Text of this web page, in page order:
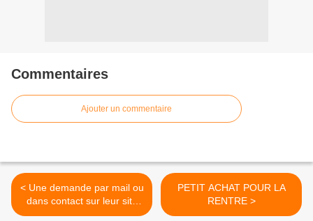
Commentaires
Ajouter un commentaire
< Une demande par mail ou
dans contact sur leur site
demande d'objet publicitaire
PETIT ACHAT POUR LA
RENTRE >